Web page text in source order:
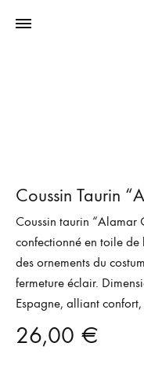
Coussin Taurin
Coussin taurin “Alamar
confectionné en toile
des ornements du
fermeture éclair.
Espagne, alliant
26,00 €